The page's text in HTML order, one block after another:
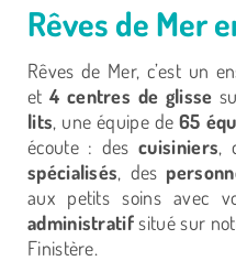
Rêves de Mer
Rêves de Mer, c’est un
et4 centres de glisse
lits, une équipe de65
écoute : descuisiniers,
spécialisés, des
aux petits soins avec
administratifsitué sur
Finistère.